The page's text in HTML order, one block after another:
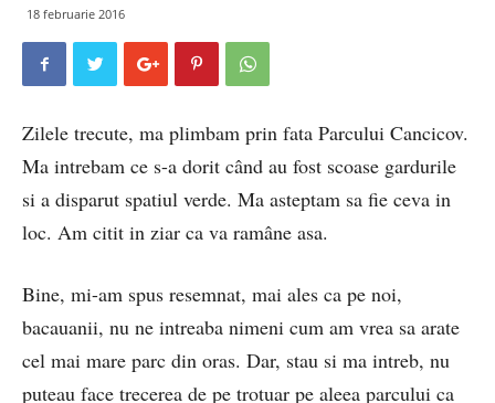
18 februarie 2016
Zilele trecute, ma plimbam prin fata Parcului Cancicov.
Ma intrebam ce s-a dorit când au fost scoase gardurile
si a disparut spatiul verde. Ma asteptam sa fie ceva in
loc. Am citit in ziar ca va ramâne asa.
Bine, mi-am spus resemnat, mai ales ca pe noi,
bacauanii, nu ne intreaba nimeni cum am vrea sa arate
cel mai mare parc din oras. Dar, stau si ma intreb, nu
puteau face trecerea de pe trotuar pe aleea parcului ca